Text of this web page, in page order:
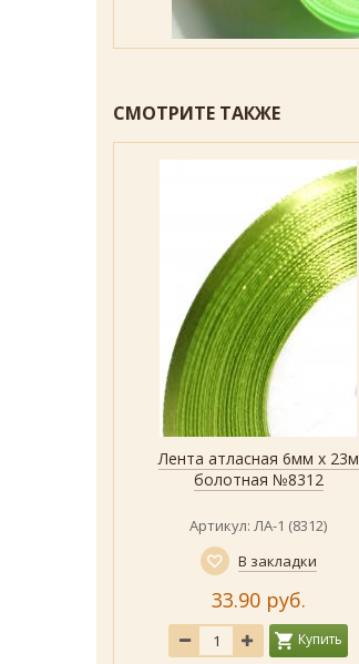
СМОТРИТЕ ТАКЖЕ
Быстрый просмотр
Показать
Лента атласная 6мм х 23м
болотная №8312
Артикул: ЛА-1 (8312)
В закладки
33.90 руб.
Купить